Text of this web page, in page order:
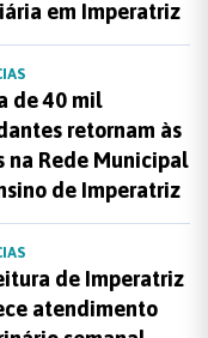
em Imperatriz
de 40 mil
retornam às
na Rede Municipal
de Imperatriz
de Imperatriz
atendimento